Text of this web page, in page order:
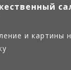
и картины